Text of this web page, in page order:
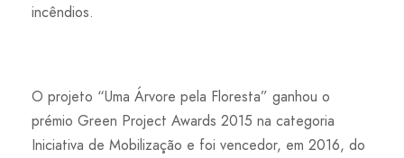
incêndios.
O projeto “Uma Árvore pela Floresta” ganhou o
prémio Green Project Awards 2015 na categoria
Iniciativa de Mobilização e foi vencedor, em 2016, do